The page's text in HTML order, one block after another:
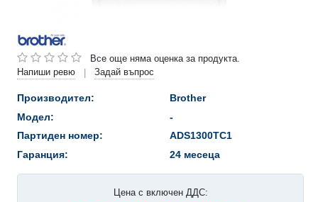
Все още няма оценка за продукта.
Напиши ревю
| Задай въпрос
Производител:
Brother
Модел:
-
Партиден номер:
ADS1300TC1
Гаранция:
24 месеца
Цена с включен ДДС: